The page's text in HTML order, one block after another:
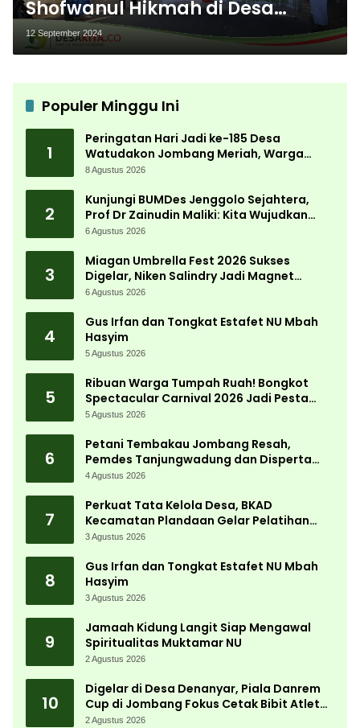
Shofwanul Hikmah di Desa
Badas Jombang Gelar Salawat
dan Maulid Akbar
12 September 2024
Populer Minggu Ini
1
Peringatan Hari Jadi ke-185 Desa
Watudakon Jombang Meriah, Warga
Tumpek Blek Padati Karnaval Budaya
8 Agustus 2026
2
Kunjungi BUMDes Jenggolo Sejahtera,
Prof Dr Zainudin Maliki: Kita Wujudkan
Kemandirian Ekonomi dengan Potensi
6 Agustus 2026
3
Miagan Umbrella Fest 2026 Sukses
Digelar, Niken Salindry Jadi Magnet
Ribuan Pengunjung
6 Agustus 2026
4
Gus Irfan dan Tongkat Estafet NU Mbah
Hasyim
5 Agustus 2026
5
Ribuan Warga Tumpah Ruah! Bongkot
Spectacular Carnival 2026 Jadi Pesta
Kemerdekaan Terbesar di Peterongan
5 Agustus 2026
6
Petani Tembakau Jombang Resah,
Pemdes Tanjungwadung dan Disperta
Bergerak Cepat
4 Agustus 2026
7
Perkuat Tata Kelola Desa, BKAD
Kecamatan Plandaan Gelar Pelatihan
Aparatur Pemdes
3 Agustus 2026
8
Gus Irfan dan Tongkat Estafet NU Mbah
Hasyim
3 Agustus 2026
9
Jamaah Kidung Langit Siap Mengawal
Spiritualitas Muktamar NU
2 Agustus 2026
10
Digelar di Desa Denanyar, Piala Danrem
Cup di Jombang Fokus Cetak Bibit Atlet
Menembak Berprestasi
2 Agustus 2026